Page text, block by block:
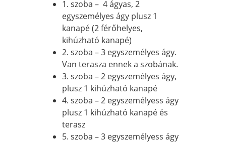
1. szoba – 4 ágyas, 2
egyszemélyes ágy plusz 1
kanapé (2 férőhelyes,
kihúzható kanapé)
2. szoba – 3 egyszemélyes ágy.
Van terasza ennek a szobának.
3. szoba – 2 egyszemélyes ágy,
plusz 1 kihúzható kanapé
4. szoba – 2 egyszemélyess ágy
plusz 1 kihúzható kanapé és
terasz
5. szoba – 3 egyszemélyess ágy